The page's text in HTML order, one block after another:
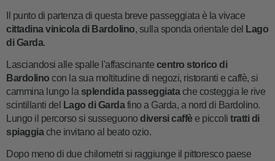
Il punto di partenza di questa breve passeggiata è la vivace
cittadina vinicola di Bardolino, sulla sponda orientale del Lago
di Garda.
Lasciandosi alle spalle l'affascinante centro storico di
Bardolino con la sua moltitudine di negozi, ristoranti e caffè, si
cammina lungo la splendida passeggiatache costeggia le rive
scintillanti del
Lago di Gardafino a Garda, a nord di Bardolino.
Lungo il percorso si susseguono diversi caffèe piccoli tratti di
spiaggiache invitano al beato ozio.
Dopo meno di due chilometri si raggiunge il pittoresco paese